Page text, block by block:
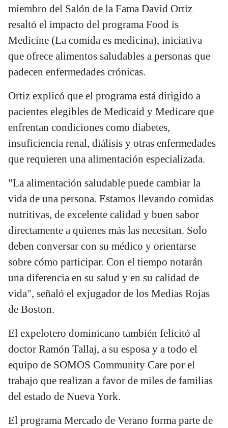
miembro del Salón de la Fama David Ortiz
resaltó el impacto del programa Food is
Medicine (La comida es medicina), iniciativa
que ofrece alimentos saludables a personas que
padecen enfermedades crónicas.
Ortiz explicó que el programa está dirigido a
pacientes elegibles de Medicaid y Medicare que
enfrentan condiciones como diabetes,
insuficiencia renal, diálisis y otras enfermedades
que requieren una alimentación especializada.
"La alimentación saludable puede cambiar la
vida de una persona. Estamos llevando comidas
nutritivas, de excelente calidad y buen sabor
directamente a quienes más las necesitan. Solo
deben conversar con su médico y orientarse
sobre cómo participar. Con el tiempo notarán
una diferencia en su salud y en su calidad de
vida", señaló el exjugador de los Medias Rojas
de Boston.
El expelotero dominicano también felicitó al
doctor Ramón Tallaj, a su esposa y a todo el
equipo de SOMOS Community Care por el
trabajo que realizan a favor de miles de familias
del estado de Nueva York.
El programa Mercado de Verano forma parte de